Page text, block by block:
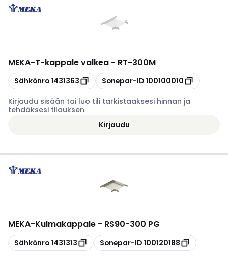
MEKA-T-kappale valkea - RT-300M
Kopioi
Sähkönro1431363 Kopioi
Sonepar-ID100100010
Kirjaudu sisään tai luo tili tarkistaaksesi hinnan ja
tehdäksesi tilauksen
Kirjaudu
MEKA-Kulmakappale - RS90-300 PG
Kopioi
Sähkönro1431313 Kopioi
Sonepar-ID100120188